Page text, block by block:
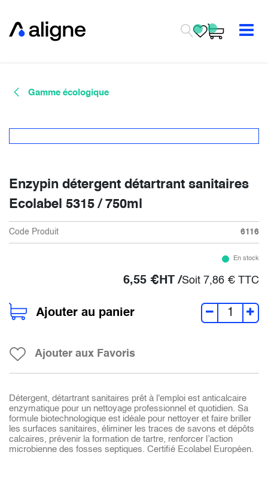
Gamme écologique
Enzypin détergent détartrant sanitaires
Ecolabel 5315 / 750ml
Code Produit 6116
En stock
6,55 €HT /Soit 7,86 € TTC
Ajouter au panier
Ajouter aux Favoris
Détergent, détartrant sanitaires prêt à l'emploi est anticalcaire
enzymatique pour un nettoyage professionnel et quotidien. Sa
formule biotechnologique est idéale pour nettoyer et faire briller
les surfaces sanitaires, éliminer les traces de savons et dépôts
calcaires, prévenir la formation de tartre, renforcer l’action
microbienne des fosses septiques. Certifié Ecolabel Européen.